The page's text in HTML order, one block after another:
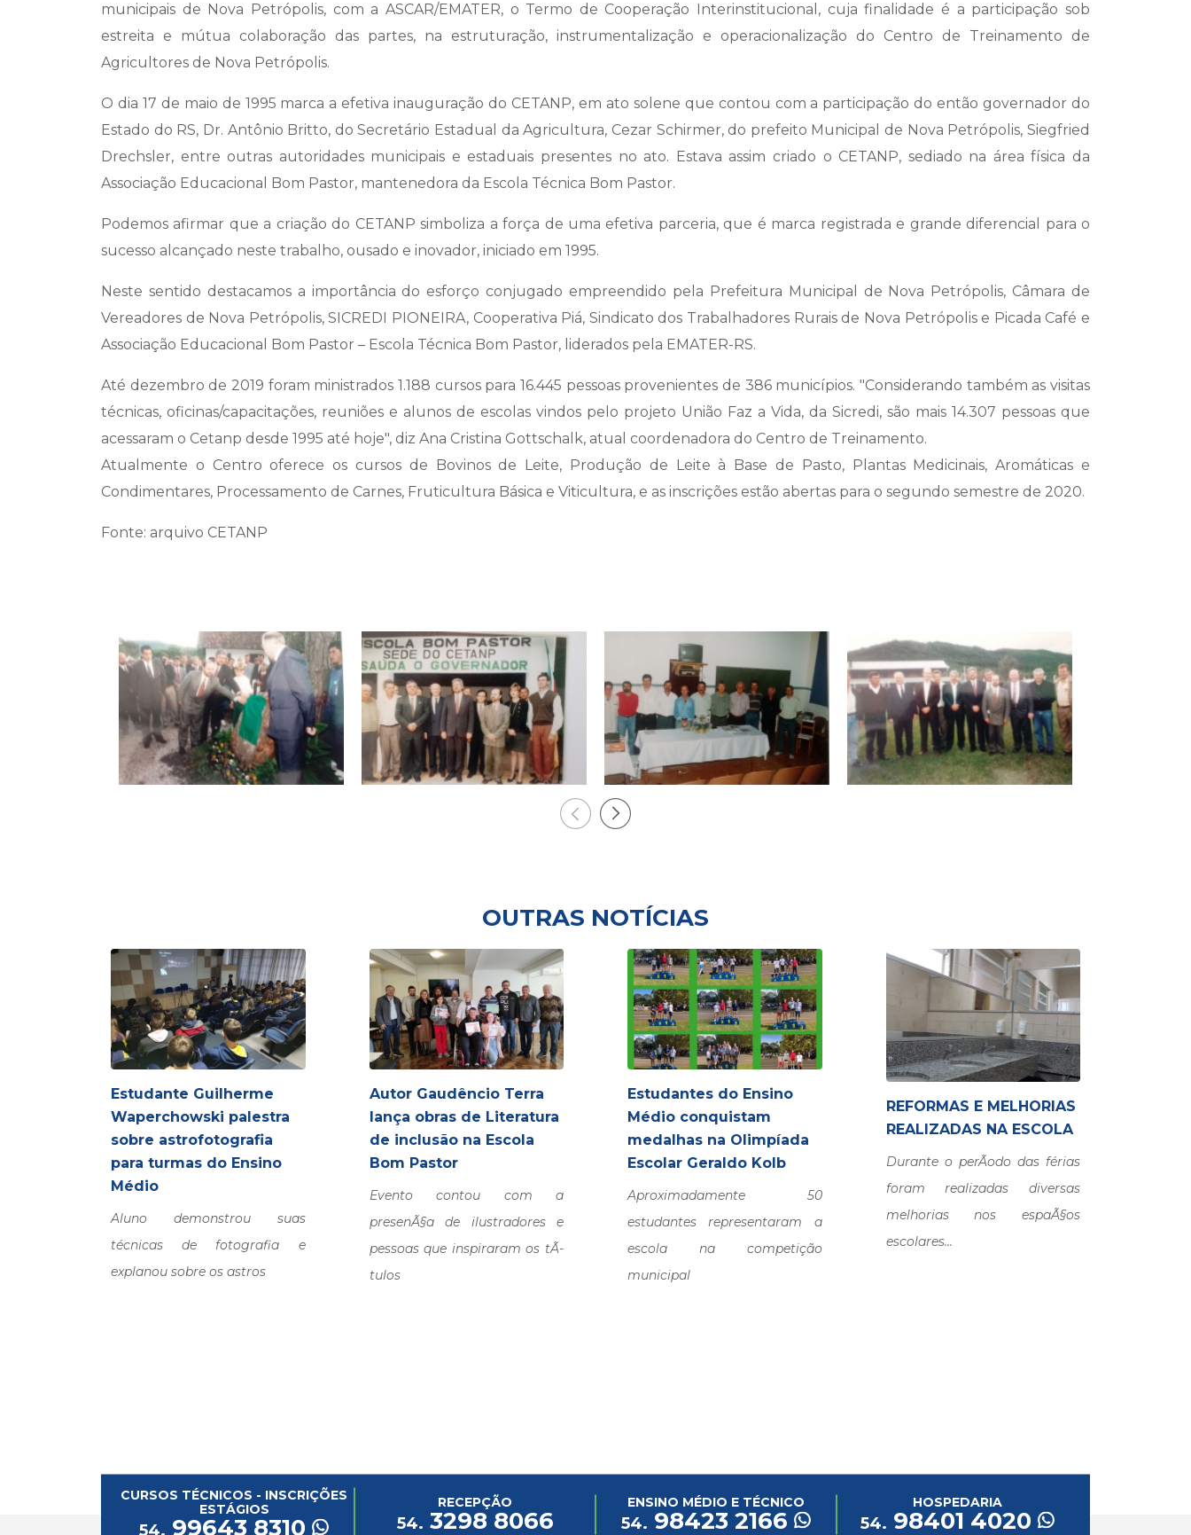
municipais de Nova Petrópolis, com a ASCAR/EMATER, o Termo de Cooperação Interinstitucional, cuja finalidade é a participação sob
estreita e mútua colaboração das partes, na estruturação, instrumentalização e operacionalização do Centro de Treinamento de
Agricultores de Nova Petrópolis.
O dia 17 de maio de 1995 marca a efetiva inauguração do CETANP, em ato solene que contou com a participação do então governador do
Estado do RS, Dr. Antônio Britto, do Secretário Estadual da Agricultura, Cezar Schirmer, do prefeito Municipal de Nova Petrópolis, Siegfried
Drechsler, entre outras autoridades municipais e estaduais presentes no ato. Estava assim criado o CETANP, sediado na área física da
Associação Educacional Bom Pastor, mantenedora da Escola Técnica Bom Pastor.
Podemos afirmar que a criação do CETANP simboliza a força de uma efetiva parceria, que é marca registrada e grande diferencial para o
sucesso alcançado neste trabalho, ousado e inovador, iniciado em 1995.
Neste sentido destacamos a importância do esforço conjugado empreendido pela Prefeitura Municipal de Nova Petrópolis, Câmara de
Vereadores de Nova Petrópolis, SICREDI PIONEIRA, Cooperativa Piá, Sindicato dos Trabalhadores Rurais de Nova Petrópolis e Picada Café e
Associação Educacional Bom Pastor – Escola Técnica Bom Pastor, liderados pela EMATER-RS.
Até dezembro de 2019 foram ministrados 1.188 cursos para 16.445 pessoas provenientes de 386 municípios. "Considerando também as visitas
técnicas, oficinas/capacitações, reuniões e alunos de escolas vindos pelo projeto União Faz a Vida, da Sicredi, são mais 14.307 pessoas que
acessaram o Cetanp desde 1995 até hoje", diz Ana Cristina Gottschalk, atual coordenadora do Centro de Treinamento.
Atualmente o Centro oferece os cursos de Bovinos de Leite, Produção de Leite à Base de Pasto, Plantas Medicinais, Aromáticas e
Condimentares, Processamento de Carnes, Fruticultura Básica e Viticultura, e as inscrições estão abertas para o segundo semestre de 2020.
Fonte: arquivo CETANP
OUTRAS NOTÍCIAS
Estudante Guilherme
Waperchowski palestra
sobre astrofotografia
para turmas do Ensino
Médio
Aluno demonstrou suas
técnicas de fotografia e
explanou sobre os astros
Autor Gaudêncio Terra
lança obras de Literatura
de inclusão na Escola
Bom Pastor
Evento contou com a
presenÃ§a de ilustradores e
pessoas que inspiraram os tÃ­
tulos
Estudantes do Ensino
Médio conquistam
medalhas na Olimpíada
Escolar Geraldo Kolb
Aproximadamente 50
estudantes representaram a
escola na competição
municipal
REFORMAS E MELHORIAS
REALIZADAS NA ESCOLA
Durante o perÃ­odo das férias
foram realizadas diversas
melhorias nos espaÃ§os
escolares...
CURSOS TÉCNICOS - INSCRIÇÕES
ESTÁGIOS
54. 99643 8310
RECEPÇÃO
54. 3298 8066
ENSINO MÉDIO E TÉCNICO
54. 98423 2166
HOSPEDARIA
54. 98401 4020